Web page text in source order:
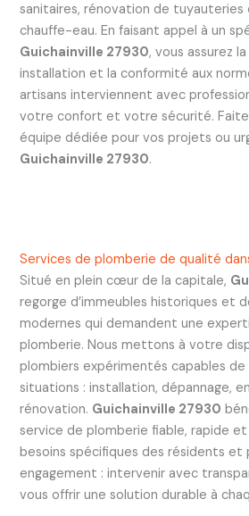
sanitaires, rénovation de
chauffe-eau. En faisant appel à un
Guichainville 27930, vous assurez
installation et la conformité aux
artisans interviennent avec
votre confort et votre sécurité.
équipe dédiée pour vos projets ou
Guichainville 27930.
Services de plomberie de qualité
Situé en plein cœur de la capitale,
regorge d’immeubles historiques et
modernes qui demandent une
plomberie. Nous mettons à votre
plombiers expérimentés capables
situations : installation, dépannage,
rénovation. Guichainville 27930
service de plomberie fiable, rapide
besoins spécifiques des résidents et
engagement : intervenir avec
vous offrir une solution durable à